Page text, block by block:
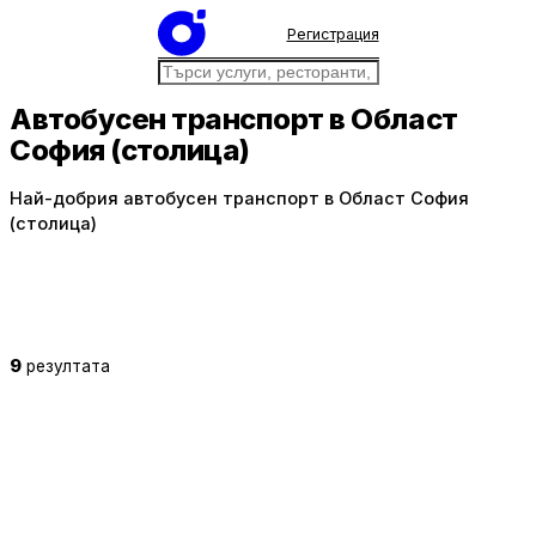
Регистрация
Автобусен транспорт в Област
София (столица)
Най-добрия автобусен транспорт в Област София
(столица)
9 резултата